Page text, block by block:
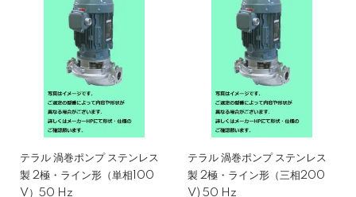
テラル 渦巻ポンプ ステンレス
製 2極・ライン形（単相100
V）50 Hz
テラル 渦巻ポンプ ステンレス
製 2極・ライン形（三相200
V) 50 Hz